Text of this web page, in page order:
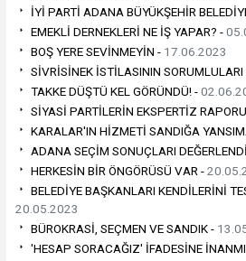
İYİ PARTİ ADANA BÜYÜKŞEHİR
EMEKLİ DERNEKLERİ NE İŞ YAPAR? -
BOŞ YERE SEVİNMEYİN - 17.06.2023
SİVRİSİNEK İSTİLASININ
TAKKE DÜŞTÜ KEL GÖRÜNDÜ! -
SİYASİ PARTİLERİN EKSPERTİZ
KARALAR'IN HİZMETİ SANDIĞA
ADANA SEÇİM SONUÇLARI
HERKESİN BİR ÖNGÖRÜSÜ VAR -
BELEDİYE BAŞKANLARI KENDİLERİNİ
20.05.2023
BÜROKRASİ, SEÇMEN VE SANDIK -
'HESAP SORACAĞIZ' İFADESİNE